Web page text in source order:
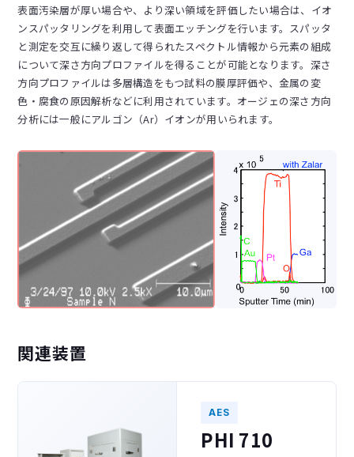
表面汚染層が厚い場合や、より深い領域を評価したい場合は、イオ
ンスパッタリングを利用して表面エッチングを行います。スパッタ
と測定を交互に繰り返して得られたスペクトル情報から元素の組成
について深さ方向プロファイルを得ることが可能となります。深さ
方向プロファイルは多層構造をもつ試料の膜厚評価や、金属の変
色・腐食の原因解析などに利用されています。オージェの深さ方向
分析には一般にアルゴン（Ar）イオンが用いられます。
関連装置
AES
PHI 710